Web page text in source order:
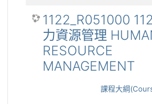
1122_R051000
力資源管理
RESOURCE
MANAGEMENT
課程大綱